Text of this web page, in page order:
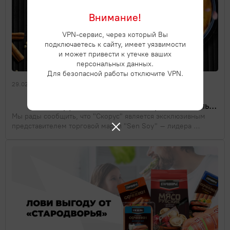
29.02.2024 //
                "Скорус"- эксклюзивный представитель
торговой марки "Sen Soy"
Мы рады сообщить, что "Скорус" является эксклюзивным
представителем торговой марки "Sen Soy" – лидера
Это событие открывает новые возможности для нашей
компании, позволяя предложить нашим клиентам
уникальные и высококачественные продукты этого бренда.
Инновационный подход к  производству, соблюдение
стандартов качества и безопасности являются источником
доверия потребителей к бренду "Sen Soy", а сплоченность
команды и профессионализм – залог успеха компании.
"Sen Soy" – это не просто бренд. Это неизменный
восхитительный вкус любого блюда азиатской кухни и не
Внимание!
VPN-сервис, через который Вы
подключаетесь к сайту, имеет уязвимости
и может привести к утечке ваших
персональных данных.
Для безопасной работы отключите VPN.